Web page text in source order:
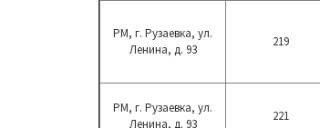
РМ, г. Рузаевка, ул.
Ленина, д. 93
219
РМ, г. Рузаевка, ул.
Ленина, д. 93
221